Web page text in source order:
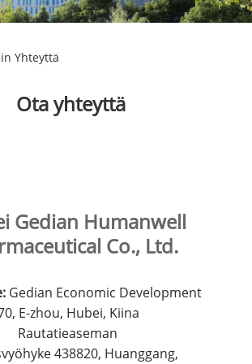
Yhteyttä
Ota yhteyttä
Gedian Humanwell
Co., Ltd.
Gedian Economic Development
E-zhou, Hubei, Kiina
438820, Huanggang,